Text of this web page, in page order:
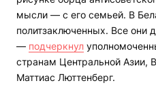
мысли — с его семьей. В
политзаключенных. Все они
— подчеркнул
странам Центральной Азии,
Маттиас Люттенберг.